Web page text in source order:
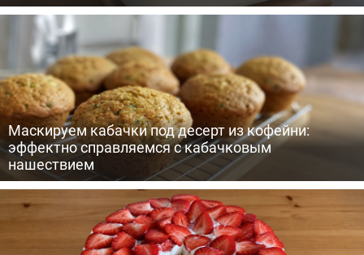
Маскируем кабачки под десерт из кофейни:
эффектно справляемся с кабачковым
нашествием